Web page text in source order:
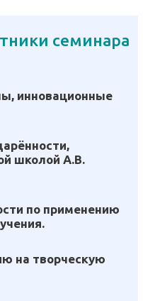
семинара
инновационные
школой А.В.
по применению
на творческую